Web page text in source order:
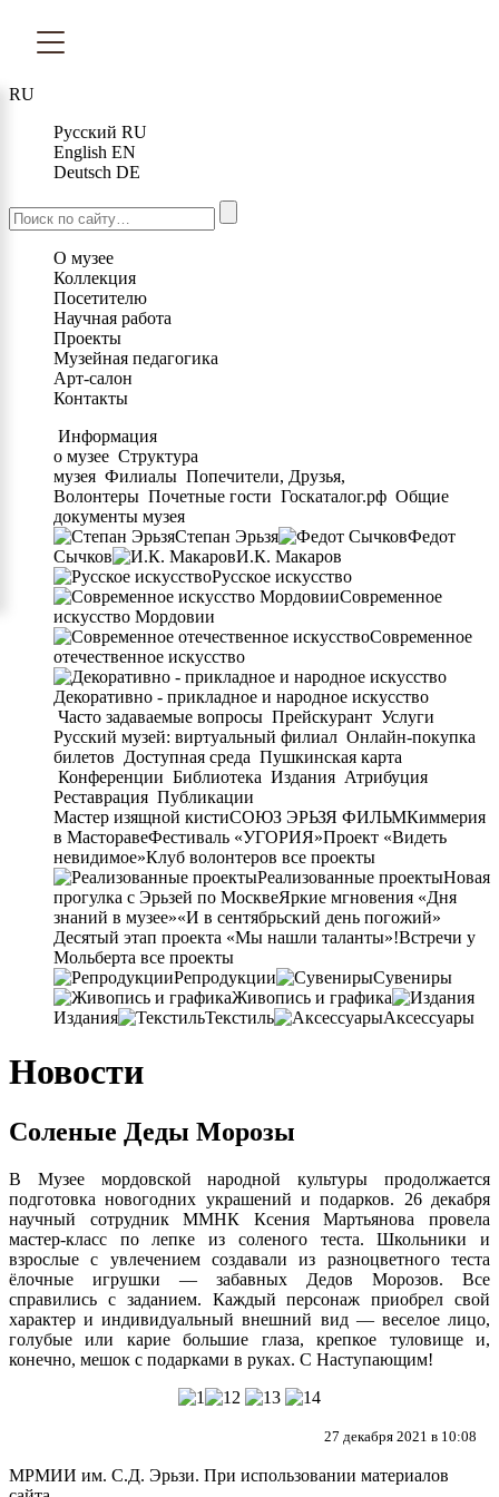
RU
Русский RU
English EN
Deutsch DE
О музее
Коллекция
Посетителю
Научная работа
Проекты
Музейная педагогика
Арт-салон
Контакты
Информация
о музее Структура
музея Филиалы Попечители, Друзья,
Волонтеры Почетные гости Госкаталог.рф Общие
документы музея
Степан Эрьзя
Федот
Сычков
И.К. Макаров
Русское искусство
Современное
искусство Мордовии
Современное
отечественное искусство
Декоративно - прикладное и народное искусство
Часто задаваемые вопросы Прейскурант Услуги
Русский музей: виртуальный филиал Онлайн-покупка
билетов Доступная среда Пушкинская карта
Конференции Библиотека Издания Атрибуция
Реставрация Публикации
Мастер изящной кистиСОЮЗ ЭРЬЗЯ ФИЛЬМКиммерия
в МасторавеФестиваль «УГОРИЯ»Проект «Видеть
невидимое»Клуб волонтеров все проекты
Реализованные проектыНовая
прогулка с Эрьзей по МосквеЯркие мгновения «Дня
знаний в музее»«И в сентябрьский день погожий»
Десятый этап проекта «Мы нашли таланты»!Встречи у
Мольберта все проекты
Репродукции
Сувениры
Живопись и графика
Издания
Текстиль Аксессуары
Новости
Соленые Деды Морозы
В Музее мордовской народной культуры продолжается
подготовка новогодних украшений и подарков. 26 декабря
научный сотрудник ММНК Ксения Мартьянова провела
мастер-класс по лепке из соленого теста. Школьники и
взрослые с увлечением создавали из разноцветного теста
ёлочные игрушки — забавных Дедов Морозов. Все
справились с заданием. Каждый персонаж приобрел свой
характер и индивидуальный внешний вид — веселое лицо,
голубые или карие большие глаза, крепкое туловище и,
конечно, мешок с подарками в руках. С Наступающим!
27 декабря 2021 в 10:08
МРМИИ им. С.Д. Эрьзи. При использовании материалов